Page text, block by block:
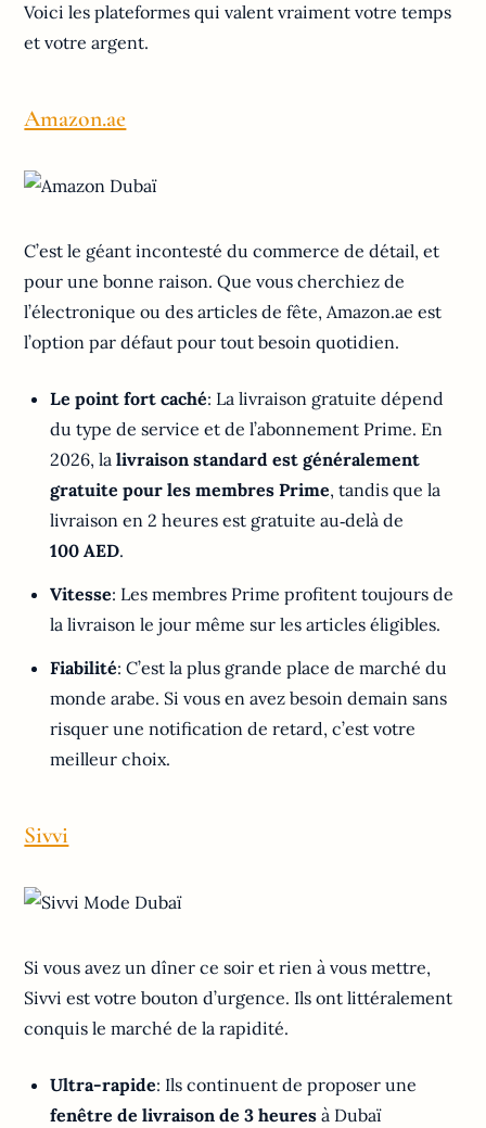
Voici les plateformes qui valent vraiment votre temps
et votre argent.
Amazon.ae
C’est le géant incontesté du commerce de détail, et
pour une bonne raison. Que vous cherchiez de
l’électronique ou des articles de fête, Amazon.ae est
l’option par défaut pour tout besoin quotidien.
Le point fort caché: La livraison gratuite dépend
du type de service et de l’abonnement Prime. En
2026, lalivraison standard est généralement
gratuite pour les membres Prime, tandis que la
livraison en 2 heures est gratuite au‑delà de
100 AED.
Vitesse: Les membres Prime profitent toujours de
la livraison le jour même sur les articles éligibles.
Fiabilité: C’est la plus grande place de marché du
monde arabe. Si vous en avez besoin demain sans
risquer une notification de retard, c’est votre
meilleur choix.
Sivvi
Si vous avez un dîner ce soir et rien à vous mettre,
Sivvi est votre bouton d’urgence. Ils ont littéralement
conquis le marché de la rapidité.
Ultra-rapide: Ils continuent de proposer une
fenêtre de livraison de 3 heures à Dubaï